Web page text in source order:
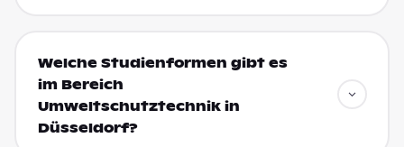
Welche Studienformen gibt es
im Bereich
Umweltschutztechnik in
Düsseldorf?